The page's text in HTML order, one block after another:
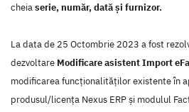
cheiaserie, număr, dată și furnizor.
La data de 25 Octombrie 2023 a fost
dezvoltare Modificare asistent Import
modificarea funcţionalităţilor existente în
produsul/licenţa Nexus ERP şi modulul